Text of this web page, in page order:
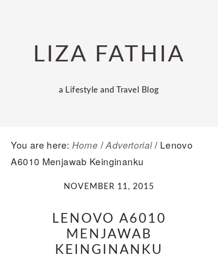
navigationLIZA FATHIA
a Lifestyle and Travel Blog
You are here: Home / Advertorial /Lenovo
A6010 Menjawab Keinginanku
NOVEMBER 11, 2015
LENOVO A6010
MENJAWAB
KEINGINANKU